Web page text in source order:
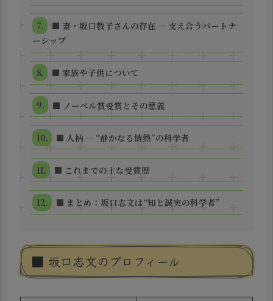
■ 妻・坂口教子さんの存在 ― 支え合うパートナ
ーシップ
■ 家族や子供について
■ ノーベル賞受賞とその意義
■ 人柄 ― “静かなる情熱”の科学者
■ これまでの主な受賞歴
■ まとめ：坂口志文は“知と誠実の科学者”
■ 坂口志文のプロフィール